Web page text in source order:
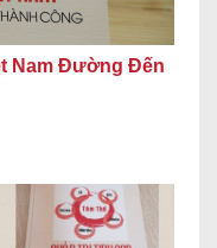
Nam Đường Đến